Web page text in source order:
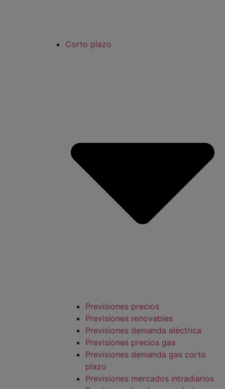
Corto plazo
Previsiones precios
Previsiones renovables
Previsiones demanda eléctrica
Previsiones precios gas
Previsiones demanda gas corto
plazo
Previsiones mercados intradiarios